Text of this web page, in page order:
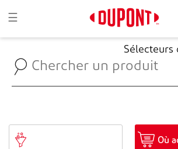
Toggle navigation
☰
Sélecteurs
Où